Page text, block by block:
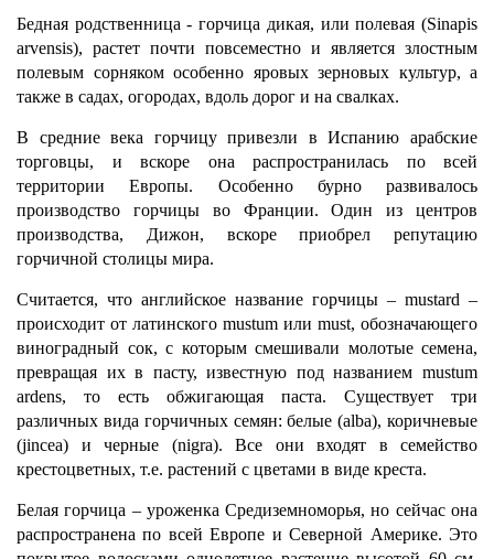
Бедная родственница - горчица дикая, или полевая (Sinapis
arvensis), растет почти повсеместно и является злостным
полевым сорняком особенно яровых зерновых культур, а
также в садах, огородах, вдоль дорог и на свалках.
В средние века горчицу привезли в Испанию арабские
торговцы, и вскоре она распространилась по всей
территории Европы. Особенно бурно развивалось
производство горчицы во Франции. Один из центров
производства, Дижон, вскоре приобрел репутацию
горчичной столицы мира.
Считается, что английское название горчицы – mustard –
происходит от латинского mustum или must, обозначающего
виноградный сок, с которым смешивали молотые семена,
превращая их в пасту, известную под названием mustum
ardens, то есть обжигающая паста. Существует три
различных вида горчичных семян: белые (alba), коричневые
(jincea) и черные (nigra). Все они входят в семейство
крестоцветных, т.е. растений с цветами в виде креста.
Белая горчица – уроженка Средиземноморья, но сейчас она
распространена по всей Европе и Северной Америке. Это